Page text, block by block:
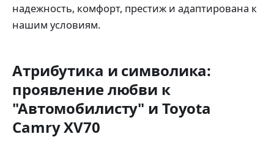
надежность, комфорт, престиж и адаптирована к
нашим условиям.
Атрибутика и символика:
проявление любви к
"Автомобилисту" и Toyota
Camry XV70